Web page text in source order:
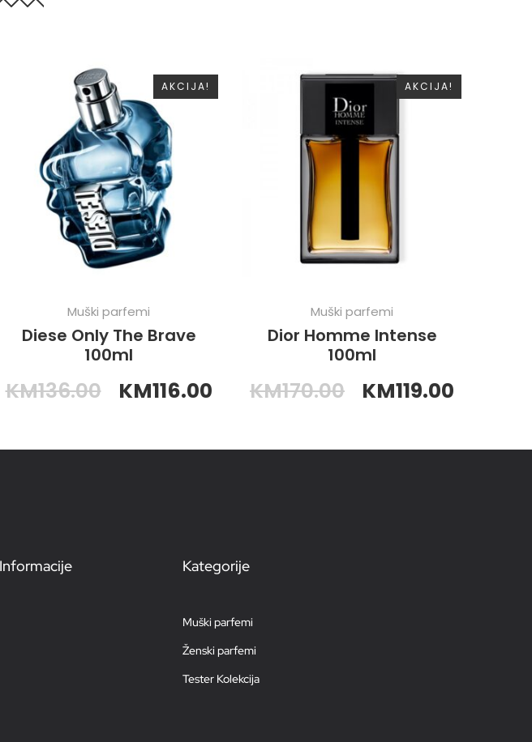
AKCIJA!
Muški parfemi
Diese Only The Brave
100ml
KM136.00 KM116.00
AKCIJA!
Muški parfemi
Dior Homme Intense
100ml
KM170.00 KM119.00
Kategorije
Muški parfemi
Ženski parfemi
Tester Kolekcija